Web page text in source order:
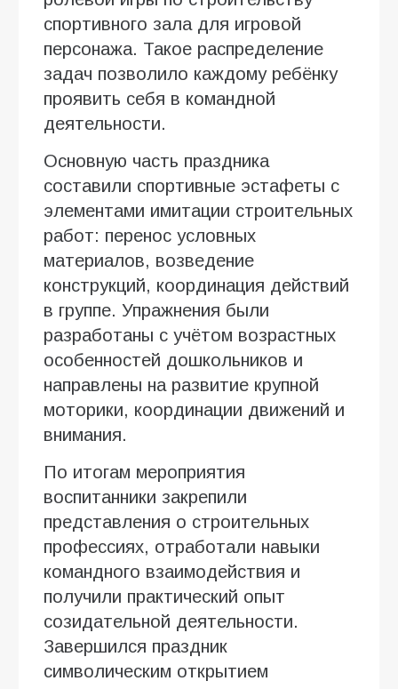
спортивного зала для игровой
персонажа. Такое распределение
задач позволило каждому ребёнку
проявить себя в командной
деятельности.
Основную часть праздника
составили спортивные эстафеты с
элементами имитации строительных
работ: перенос условных
материалов, возведение
конструкций, координация действий
в группе. Упражнения были
разработаны с учётом возрастных
особенностей дошкольников и
направлены на развитие крупной
моторики, координации движений и
внимания.
По итогам мероприятия
воспитанники закрепили
представления о строительных
профессиях, отработали навыки
командного взаимодействия и
получили практический опыт
созидательной деятельности.
Завершился праздник
символическим открытием